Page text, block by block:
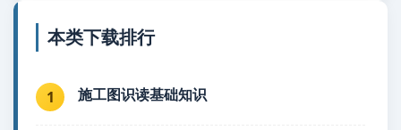
本类下载排行
1 施工图识读基础知识